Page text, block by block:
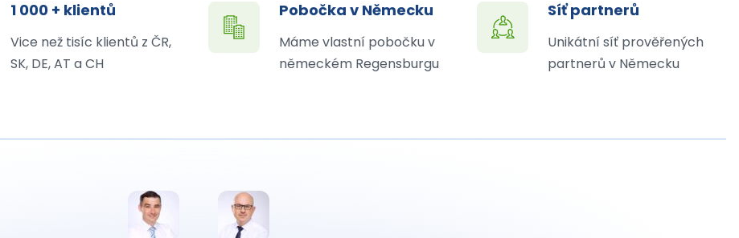
1 000 + klientů
Vice než tisíc klientů z ČR,
SK, DE, AT a CH
Pobočka v Německu
Máme vlastní pobočku v
německém Regensburgu
Síť partnerů
Unikátní síť prověřených
partnerů v Německu